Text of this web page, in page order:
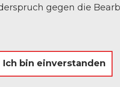
gegen die
Ich bin einverstanden